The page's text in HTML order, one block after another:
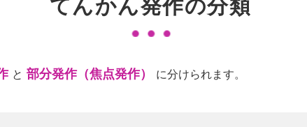
てんかん発作の分類
と 部分発作（焦点発作） に分けられます。